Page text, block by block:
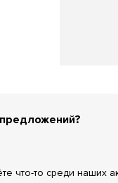
что-то среди наших